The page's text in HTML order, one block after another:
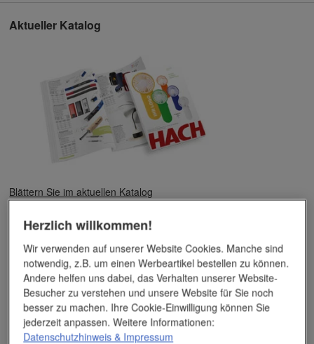
Aktueller Katalog
Blättern Sie im aktuellen Katalog
>Hier HACH Katalog per Post anfordern
Unser Unternehmen
Herzlich willkommen!
Wir verwenden auf unserer Website Cookies. Manche sind
notwendig, z.B. um einen Werbeartikel bestellen zu können.
Andere helfen uns dabei, das Verhalten unserer Website-
Besucher zu verstehen und unsere Website für Sie noch
besser zu machen. Ihre Cookie-Einwilligung können Sie
jederzeit anpassen. Weitere Informationen:
Datenschutzhinweis & Impressum